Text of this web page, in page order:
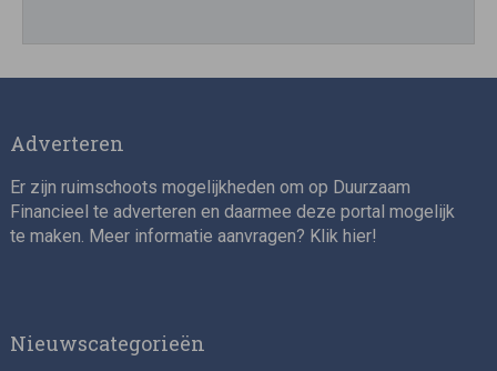
Director, Impact Investing
Adverteren
Er zijn ruimschoots mogelijkheden om op Duurzaam
Financieel te adverteren en daarmee deze portal mogelijk
te maken. Meer informatie aanvragen? Klik hier!
Nieuwscategorieën